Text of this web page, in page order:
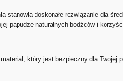
stanowią doskonałe rozwiązanie dla
papudze naturalnych bodźców i
który jest bezpieczny dla